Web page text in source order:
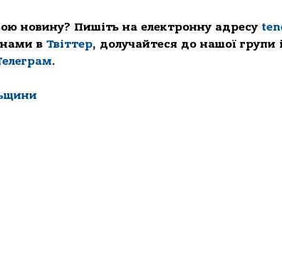
новину? Пишіть на електронну адресу
в Твіттер, долучайтеся до нашої групи
.